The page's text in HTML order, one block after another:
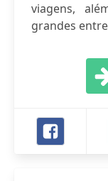
viagens,
grandes